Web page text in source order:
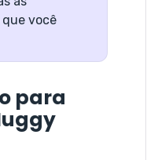
você
para